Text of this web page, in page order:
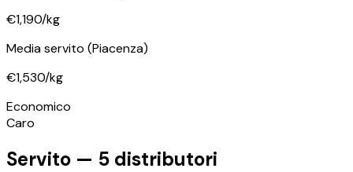
€1,190/kg
Media servito (Piacenza)
€1,530/kg
Economico
Caro
Servito — 5 distributori